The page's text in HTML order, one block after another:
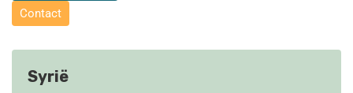
Contact
Syrië